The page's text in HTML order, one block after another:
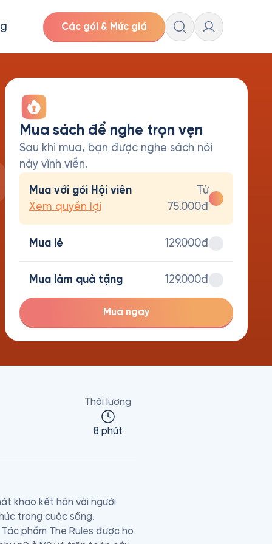
Các gói & Mức giá
Mua sách để nghe trọn vẹn
Sau khi mua, bạn được nghe sách nói
này vĩnh viễn.
Mua với gói Hội viên
Xem quyền lợi
Từ
75.000đ
Mua lẻ 129.000đ
Mua làm quà tặng 129.000đ
Mua ngay
Thời lượng
8 phút
khao kết hôn với người
trong cuộc sống.
phẩm The Rules được họ